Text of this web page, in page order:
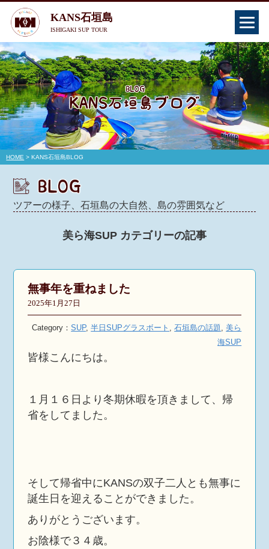
KANS石垣島
ISHIGAKI SUP TOUR
HOME > KANS石垣島BLOG
ツアーの様子、石垣島の大自然、島の雰囲気など
美ら海SUP カテゴリーの記事
無事年を重ねました
2025年1月27日
Category：SUP,半日SUPグラスボート ,石垣島の話題 ,美ら
海SUP
皆様こんにちは。
１月１６日より冬期休暇を頂きまして、帰
省をしてました。
そして帰省中にKANSの双子二人とも無事に
誕生日を迎えることができました。
ありがとうございます。
お陰様で３４歳。